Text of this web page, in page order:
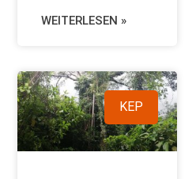
WEITERLESEN »
KEP